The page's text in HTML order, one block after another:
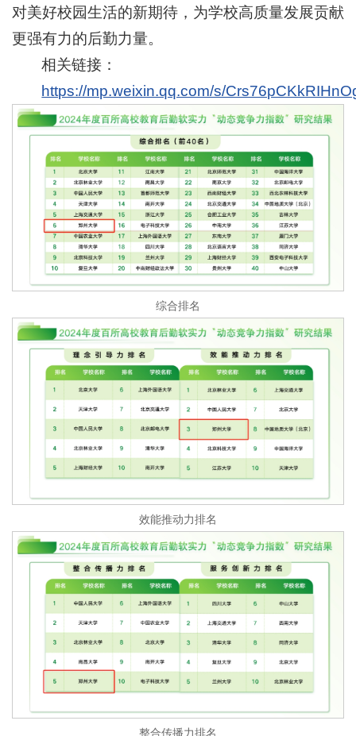
对美好校园生活的新期待，为学校高质量发展贡献
更强有力的后勤力量。
相关链接：
https://mp.weixin.qq.com/s/
综合排名
效能推动力排名
整合传播力排名